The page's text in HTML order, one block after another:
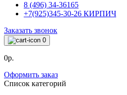
8 (496) 34-36165
+7(925)345-30-26 КИРПИЧ
Заказать звонок
0
0р.
Оформить заказ
Список категорий